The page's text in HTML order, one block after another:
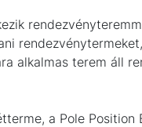
alkalmas terem áll
a Pole